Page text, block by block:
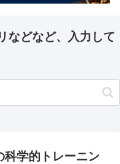
などなど、入力して
科学的トレーニン